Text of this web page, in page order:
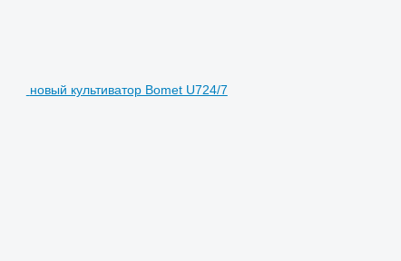
новый культиватор Bomet U724/7